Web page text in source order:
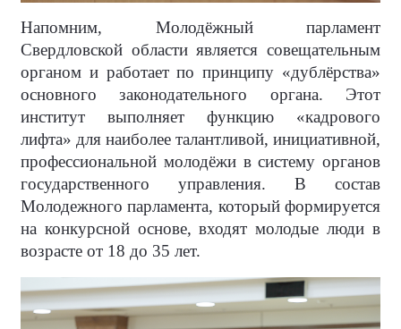
Напомним, Молодёжный парламент
Свердловской области является совещательным
органом и работает по принципу «дублёрства»
основного законодательного органа. Этот
институт выполняет функцию «кадрового
лифта» для наиболее талантливой, инициативной,
профессиональной молодёжи в систему органов
государственного управления. В состав
Молодежного парламента, который формируется
на конкурсной основе, входят молодые люди в
возрасте от 18 до 35 лет.